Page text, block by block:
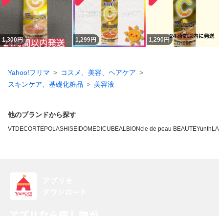
1,300円 1,299円 1,290 円
Yahoo!フリマ
コスメ、美容、ヘアケア
スキンケア、基礎化粧品
美容液
他のブランドから探す
VTDECORTEPOLASHISEIDOMEDICUBEALBIONcle de peau BEAUTEYunth